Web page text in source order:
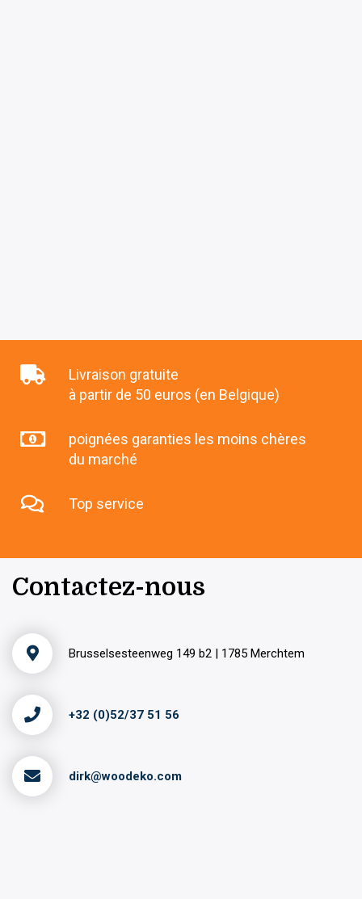
Livraison gratuite
à partir de 50 euros (en Belgique)
poignées garanties les moins chères
du marché
Top service
Contactez-nous
Brusselsesteenweg 149 b2 | 1785 Merchtem
+32 (0)52/37 51 56
dirk@woodeko.com